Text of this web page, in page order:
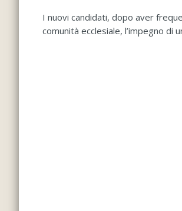
I nuovi candidati, dopo aver
comunità ecclesiale, l’impegno di